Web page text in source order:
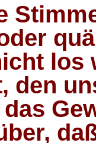
los
den